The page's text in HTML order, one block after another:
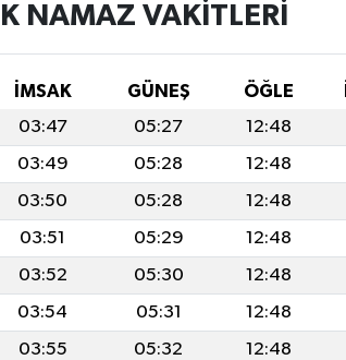
NAMAZ VAKITLERI
İMSAK GÜNEŞ ÖĞLE
03:47 05:27 12:48
03:49 05:28 12:48
03:50 05:28 12:48
03:51 05:29 12:48
03:52 05:30 12:48
03:54 05:31 12:48
03:55 05:32 12:48